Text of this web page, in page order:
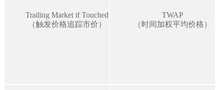
Trailing Market if Touched
（触发价格追踪市价）
TWAP
（时间加权平均价格）